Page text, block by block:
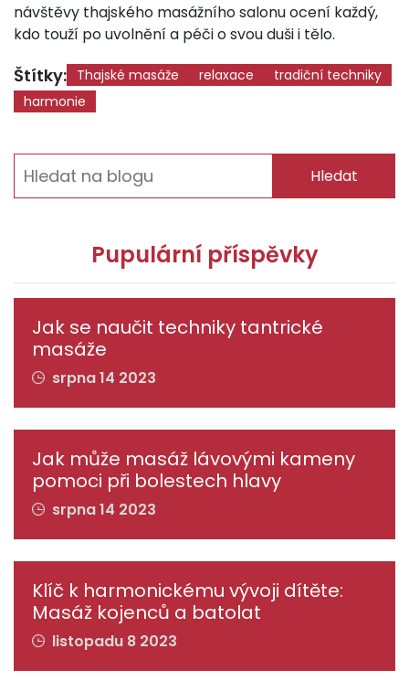
návštěvy thajského masážního salonu ocení každý,
kdo touží po uvolnění a péči o svou duši i tělo.
Štítky: Thajské masáže relaxace
tradiční techniky
harmonie
Hledat
Pupulární příspěvky
Jak se naučit techniky tantrické
masáže
srpna 14 2023
Jak může masáž lávovými kameny
pomoci při bolestech hlavy
srpna 14 2023
Klíč k harmonickému vývoji dítěte:
Masáž kojenců a batolat
listopadu 8 2023